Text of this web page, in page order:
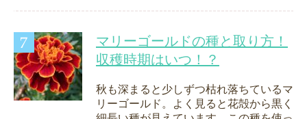
マリーゴールドの種と取り方！
収穫時期はいつ！？
秋も深まると少しずつ枯れ落ちているマ
リーゴールド。よく見ると花殻から黒く